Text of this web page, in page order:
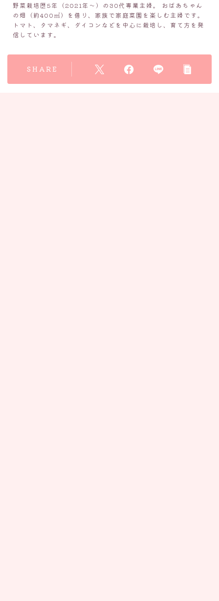
野菜栽培歴5年（2021年～）の30代専業主婦。 おばあちゃん
の畑（約400㎡）を借り、家族で家庭菜園を楽しむ主婦です。
トマト、タマネギ、ダイコンなどを中心に栽培し、育て方を発
信しています。
SHARE